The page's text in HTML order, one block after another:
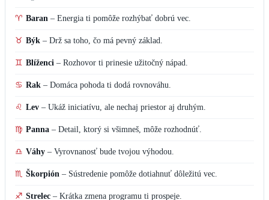
♈ Baran – Energia ti pomôže rozhýbať dobrú vec.
♉ Býk – Drž sa toho, čo má pevný základ.
♊ Blíženci – Rozhovor ti prinesie užitočný nápad.
♋ Rak – Domáca pohoda ti dodá rovnováhu.
♌ Lev – Ukáž iniciatívu, ale nechaj priestor aj druhým.
♍ Panna – Detail, ktorý si všimneš, môže rozhodnúť.
♎ Váhy – Vyrovnanosť bude tvojou výhodou.
♏ Škorpión – Sústredenie pomôže dotiahnuť dôležitú vec.
♐ Strelec – Krátka zmena programu ti prospeje.